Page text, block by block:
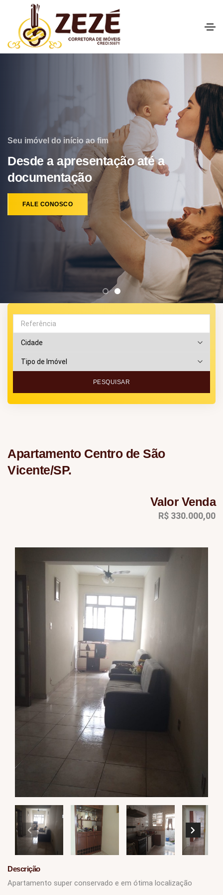
Seu imóvel do início ao fim
Desde a apresentação até a
documentação
FALE CONOSCO
PESQUISAR
Apartamento Centro de São
Vicente/SP.
Valor Venda
R$ 330.000,00
Descrição
Apartamento super conservado e em ótima localização